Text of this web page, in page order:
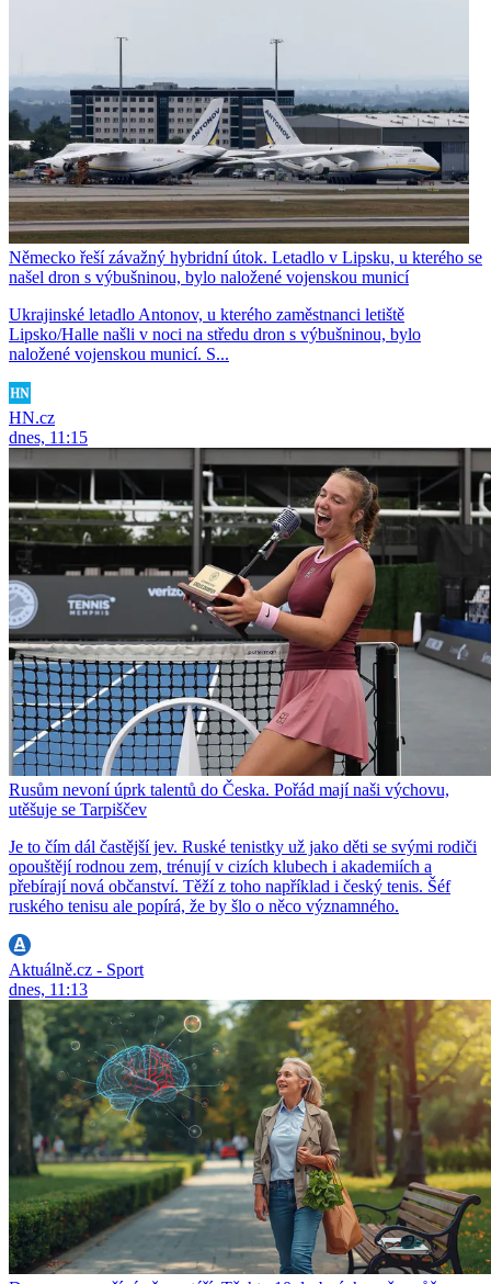
Německo řeší závažný hybridní útok. Letadlo v Lipsku, u kterého se
našel dron s výbušninou, bylo naložené vojenskou municí
Ukrajinské letadlo Antonov, u kterého zaměstnanci letiště
Lipsko/Halle našli v noci na středu dron s výbušninou, bylo
naložené vojenskou municí. S...
HN.cz
dnes, 11:15
Rusům nevoní úprk talentů do Česka. Pořád mají naši výchovu,
utěšuje se Tarpiščev
Je to čím dál častější jev. Ruské tenistky už jako děti se svými rodiči
opouštějí rodnou zem, trénují v cizích klubech i akademiích a
přebírají nová občanství. Těží z toho například i český tenis. Šéf
ruského tenisu ale popírá, že by šlo o něco významného.
Aktuálně.cz - Sport
dnes, 11:13